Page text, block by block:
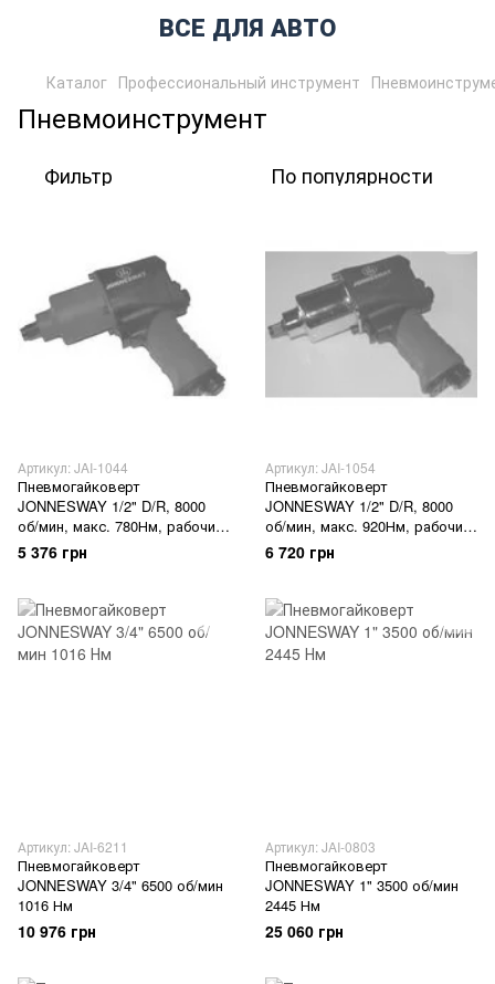
ВСЕ ДЛЯ АВТО
Каталог Профессиональный инструмент
Пневмоинструмент
Фильтр По популярности
Артикул: JAI-1044
Пневмогайковерт
JONNESWAY 1/2" D/R, 8000
об/мин, макс. 780Нм, рабочий
650Нм
5 376 грн
Артикул: JAI-1054
Пневмогайковерт
JONNESWAY 1/2" D/R, 8000
об/мин, макс. 920Нм, рабочий
780Нм
6 720 грн
Артикул: JAI-6211
Пневмогайковерт
JONNESWAY 3/4" 6500 об/мин
1016 Нм
10 976 грн
Артикул: JAI-0803
Пневмогайковерт
JONNESWAY 1" 3500 об/мин
2445 Нм
25 060 грн